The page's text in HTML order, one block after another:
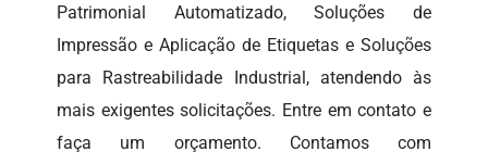
Patrimonial Automatizado, Soluções de
Impressão e Aplicação de Etiquetas e Soluções
para Rastreabilidade Industrial, atendendo às
mais exigentes solicitações. Entre em contato e
faça um orçamento. Contamos com